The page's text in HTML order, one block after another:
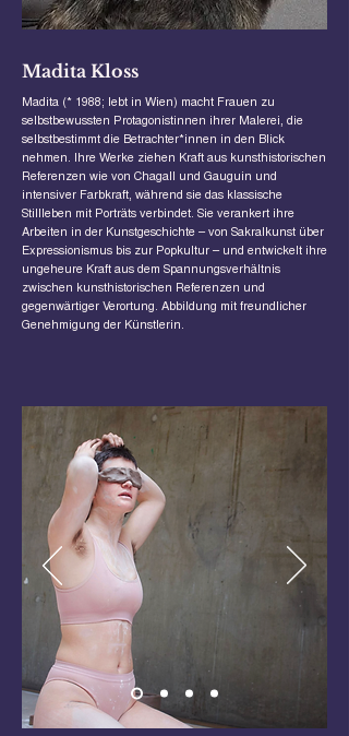
Madita Kloss
Madita (* 1988; lebt in Wien) macht Frauen zu
selbstbewussten Protagonistinnen ihrer Malerei, die
selbstbestimmt die Betrachter*innen in den Blick
nehmen. Ihre Werke ziehen Kraft aus kunsthistorischen
Referenzen wie von Chagall und Gauguin und
intensiver Farbkraft, während sie das klassische
Stillleben mit Porträts verbindet. Sie verankert ihre
Arbeiten in der Kunstgeschichte – von Sakralkunst über
Expressionismus bis zur Popkultur – und entwickelt ihre
ungeheure Kraft aus dem Spannungsverhältnis
zwischen kunsthistorischen Referenzen und
gegenwärtiger Verortung. Abbildung mit freundlicher
Genehmigung der Künstlerin.